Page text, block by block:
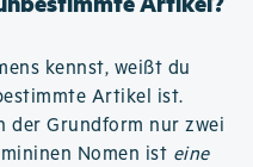
kennst, weißt du
Artikel ist.
der Grundform nur zwei
Nomen ist eine